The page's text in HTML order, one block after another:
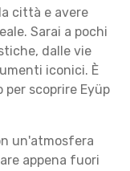
città e avere
Sarai a pochi
dalle vie
iconici. È
scoprire Eyüp
un'atmosfera
appena fuori